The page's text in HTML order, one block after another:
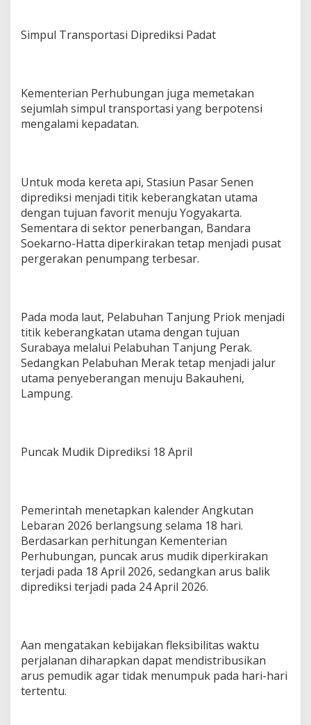
Simpul Transportasi Diprediksi Padat
Kementerian Perhubungan juga memetakan
sejumlah simpul transportasi yang berpotensi
mengalami kepadatan.
Untuk moda kereta api, Stasiun Pasar Senen
diprediksi menjadi titik keberangkatan utama
dengan tujuan favorit menuju Yogyakarta.
Sementara di sektor penerbangan, Bandara
Soekarno-Hatta diperkirakan tetap menjadi pusat
pergerakan penumpang terbesar.
Pada moda laut, Pelabuhan Tanjung Priok menjadi
titik keberangkatan utama dengan tujuan
Surabaya melalui Pelabuhan Tanjung Perak.
Sedangkan Pelabuhan Merak tetap menjadi jalur
utama penyeberangan menuju Bakauheni,
Lampung.
Puncak Mudik Diprediksi 18 April
Pemerintah menetapkan kalender Angkutan
Lebaran 2026 berlangsung selama 18 hari.
Berdasarkan perhitungan Kementerian
Perhubungan, puncak arus mudik diperkirakan
terjadi pada 18 April 2026, sedangkan arus balik
diprediksi terjadi pada 24 April 2026.
Aan mengatakan kebijakan fleksibilitas waktu
perjalanan diharapkan dapat mendistribusikan
arus pemudik agar tidak menumpuk pada hari-hari
tertentu.